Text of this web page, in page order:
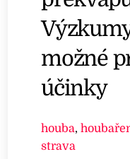
možné
účinky
houba,
strava